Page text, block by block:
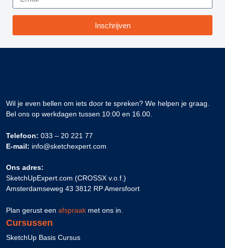
Inschrijven
Wil je even bellen om iets door te spreken? We helpen je graag.
Bel ons op werkdagen tussen 10:00 en 16.00.
Telefoon: 033 – 20 221 77
E-mail: info@sketchexpert.com
Ons adres:
SketchUpExpert.com (CROSSX v.o.f.)
Amsterdamseweg 43 3812 RP Amersfoort
Plan gerust een afspraak met ons in.
Cursussen
SketchUp Basis Cursus